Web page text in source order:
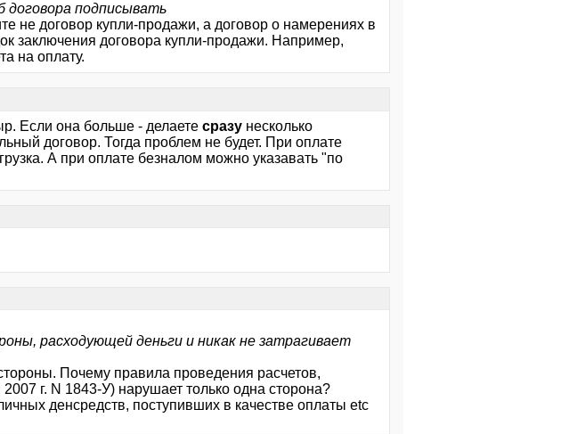
подписывать
не договор купли-продажи, а договор о намерениях в
заключения договора купли-продажи. Например,
на оплату.
Если она больше - делаете сразу несколько
договор. Тогда проблем не будет. При оплате
А при оплате безналом можно указавать "по
расходующей деньги и никак не затрагивает
Почему правила проведения расчетов,
г. N 1843-У) нарушает только одна сторона?
денсредств, поступивших в качестве оплаты etc